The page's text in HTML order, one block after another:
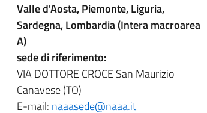
Valle d'Aosta, Piemonte, Liguria,
Sardegna, Lombardia (Intera macroarea
A)
sede di riferimento:
VIA DOTTORE CROCE San Maurizio
Canavese (TO)
E-mail: naaasede@naaa.it